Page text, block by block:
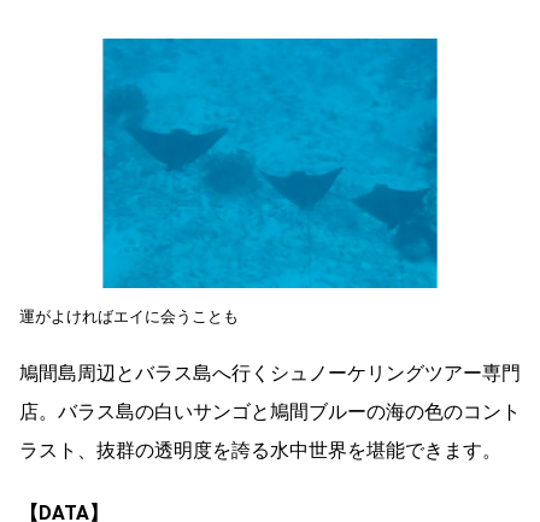
運がよければエイに会うことも
鳩間島周辺とバラス島へ行くシュノーケリングツアー専門
店。バラス島の白いサンゴと鳩間ブルーの海の色のコント
ラスト、抜群の透明度を誇る水中世界を堪能できます。
【DATA】